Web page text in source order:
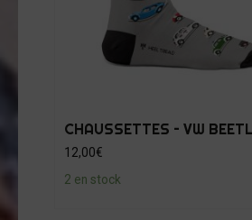
CHAUSSETTES – VW
12,00€
2 en stock